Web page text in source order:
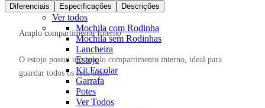
Escolar
Ver todos
Mochila com Rodinha
Mochila sem Rodinhas
Lancheira
Estojo
Kit Escolar
Garrafa
Potes
Ver Todos
Diferenciais Especificações Descrições
Amplo compartimento Interno
O estojo possui um amplo compartimento interno, ideal para
guardar todos os seus itens.